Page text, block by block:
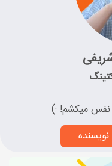
نفس میکشم! :)